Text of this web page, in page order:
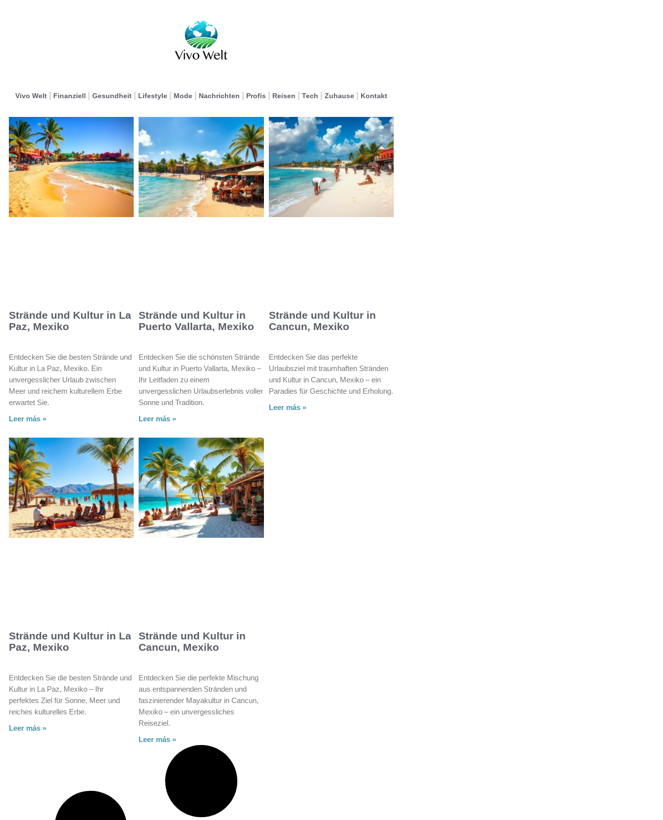
Vivo Welt Finanziell Gesundheit Lifestyle Mode Nachrichten Profis Reisen Tech Zuhause Kontakt
Strände und Kultur in La
Paz, Mexiko
Entdecken Sie die besten Strände und
Kultur in La Paz, Mexiko. Ein
unvergesslicher Urlaub zwischen
Meer und reichem kulturellem Erbe
erwartet Sie.
Leer más »
Strände und Kultur in
Puerto Vallarta, Mexiko
Entdecken Sie die schönsten Strände
und Kultur in Puerto Vallarta, Mexiko –
Ihr Leitfaden zu einem
unvergesslichen Urlaubserlebnis voller
Sonne und Tradition.
Leer más »
Strände und Kultur in
Cancun, Mexiko
Entdecken Sie das perfekte
Urlaubsziel mit traumhaften Stränden
und Kultur in Cancun, Mexiko – ein
Paradies für Geschichte und Erholung.
Leer más »
Strände und Kultur in La
Paz, Mexiko
Entdecken Sie die besten Strände und
Kultur in La Paz, Mexiko – Ihr
perfektes Ziel für Sonne, Meer und
reiches kulturelles Erbe.
Leer más »
Strände und Kultur in
Cancun, Mexiko
Entdecken Sie die perfekte Mischung
aus entspannenden Stränden und
faszinierender Mayakultur in Cancun,
Mexiko – ein unvergessliches
Reiseziel.
Leer más »